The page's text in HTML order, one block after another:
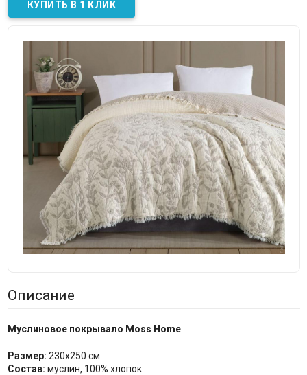
Описание
Муслиновое покрывало Moss Home
Размер: 230х250 см.
Состав: муслин, 100% хлопок.